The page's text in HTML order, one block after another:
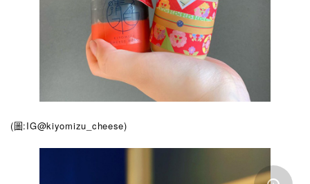
(圖:IG@kiyomizu_cheese)